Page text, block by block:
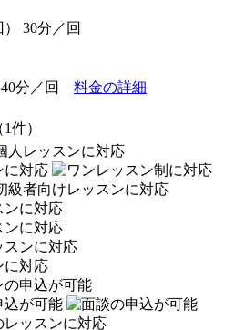
） 30分／回
40分／回 料金の詳細
1件）